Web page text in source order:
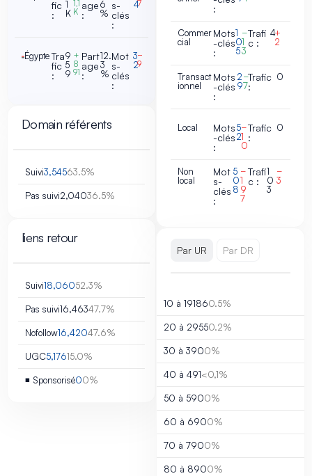
fic
:
1
K
1,1
K
age
:
6
%
s-
clés
:
47
ÉgypteTra
fic
:
9
5
9
+
8
91
Part
age
:
12.
3
%
Mot
s-
clés
:
3
2
−
9
Domain référents
Suivi3,54563.5%
Pas suivi2,04036.5%
liens retour
Suivi18,06052.3%
Pas suivi16,46347.7%
Nofollow16,42047.6%
UGC5,17615.0%
◾ Sponsorisé00%
:
Commer
cial
Mots
-clés
:
1
0
5
−
1
3
Trafi
c :
4+
2
Transact
ionnel
Mots
-clés
:
2
9
−
7
Trafic
:
0
Local
Mots
-clés
:
5
2
−
1
0
Trafic
:
0
Non
local
Mot
s-
clés
:
5
0
8
−
1
9
7
Trafi
c :
1
0
3
−
3
Par UR Par DR
10 à 191860.5%
20 à 29550.2%
30 à 3900%
40 à 491<0,1%
50 à 5900%
60 à 6900%
70 à 7900%
80 à 8900%